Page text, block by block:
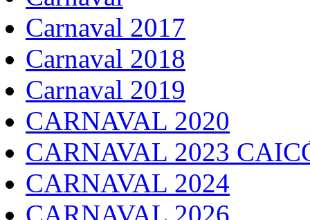
Carnaval 2017
Carnaval 2018
Carnaval 2019
CARNAVAL 2020
CARNAVAL 2023
CARNAVAL 2024